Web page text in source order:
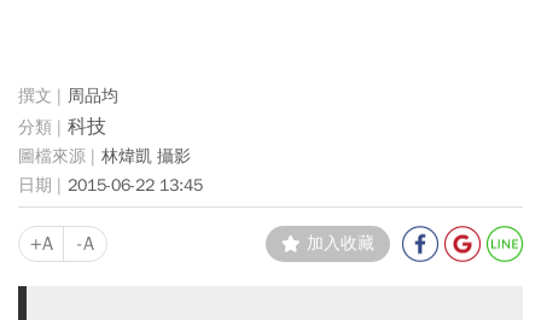
周品均
科技
林煒凱 攝影
2015-06-22 13:45
+A -A 加入收藏